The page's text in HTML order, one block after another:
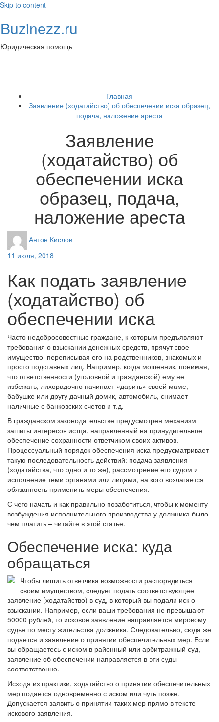
Skip to content
Buzinezz.ru
Юридическая помощь
Главная
Заявление (ходатайство) об обеспечении иска образец,
подача, наложение ареста
Заявление
(ходатайство) об
обеспечении иска
образец, подача,
наложение ареста
Антон Кислов
11 июля, 2018
Как подать заявление
(ходатайство) об
обеспечении иска
Часто недобросовестные граждане, к которым предъявляют
требования о взыскании денежных средств, прячут свое
имущество, переписывая его на родственников, знакомых и
просто подставных лиц. Например, когда мошенник, понимая,
что ответственности (уголовной и гражданской) ему не
избежать, лихорадочно начинает «дарить» своей маме,
бабушке или другу дачный домик, автомобиль, снимает
наличные с банковских счетов и т.д.
В гражданском законодательстве предусмотрен механизм
зашиты интересов истца, направленный на принудительное
обеспечение сохранности ответчиком своих активов.
Процессуальный порядок обеспечения иска предусматривает
такую последовательность действий: подача заявления
(ходатайства, что одно и то же), рассмотрение его судом и
исполнение теми органами или лицами, на кого возлагается
обязанность применить меры обеспечения.
С чего начать и как правильно позаботиться, чтобы к моменту
возбуждения исполнительного производства у должника было
чем платить – читайте в этой статье.
Обеспечение иска: куда
обращаться
Чтобы лишить ответчика возможности распорядиться
своим имуществом, следует подать соответствующее
заявление (ходатайство) в суд, в который вы подали иск о
взыскании. Например, если ваши требования не превышают
50000 рублей, то исковое заявление направляется мировому
судье по месту жительства должника. Следовательно, сюда же
подается и заявление о принятии обеспечительных мер. Если
вы обращаетесь с иском в районный или арбитражный суд,
заявление об обеспечении направляется в эти суды
соответственно.
Исходя из практики, ходатайство о принятии обеспечительных
мер подается одновременно с иском или чуть позже.
Допускается заявить о принятии таких мер прямо в тексте
искового заявления.